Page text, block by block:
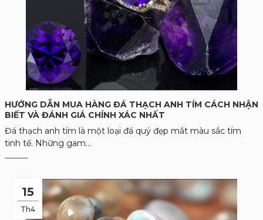
HƯỚNG DẪN MUA HÀNG ĐÁ THẠCH ANH TÍM CÁCH NHẬN
BIẾT VÀ ĐÁNH GIÁ CHÍNH XÁC NHẤT
Đá thạch anh tím là một loại đá quý đẹp mắt màu sắc tím
tinh tế. Những gam...
15
Th4